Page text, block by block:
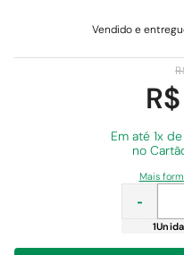
Vendido e
Em até 1x
no
Mais
-
1